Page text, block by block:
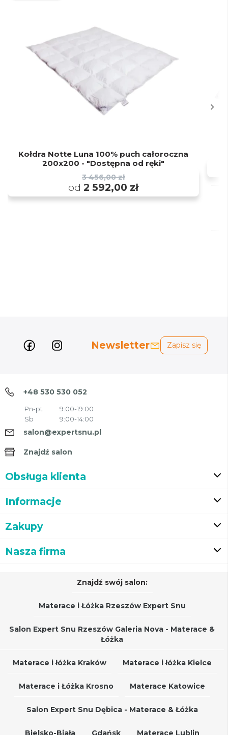
Kołdra Notte Luna 100% puch całoroczna
200x200 - "Dostępna od ręki"
3 456,00 zł
od 2 592,00 zł
Newsletter Zapisz się
+48 530 530 052
Pn-pt
9:00-19:00
Sb
9:00-14:00
salon@expertsnu.pl
Znajdź salon
Obsługa klienta
Informacje
Zakupy
Nasza firma
Znajdź swój salon:
Materace i Łóżka Rzeszów Expert Snu
Salon Expert Snu Rzeszów Galeria Nova - Materace &
Łóżka
Materace i łóżka Kraków Materace i łóżka Kielce
Materace i Łóżka Krosno Materace Katowice
Salon Expert Snu Dębica - Materace & Łóżka
Bielsko-Biała Gdańsk Materace Lublin